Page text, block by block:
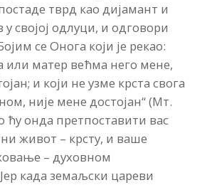
тврд као дијамант и
својој одлуци, и одговори
се Онога који је рекао:
или матер већма него мене,
и који не узме крста свога
није мене достојан“ (Мт.
ћу онда претпоставити вас
живот – крсту, и ваше
– духовном
када земаљски цареви